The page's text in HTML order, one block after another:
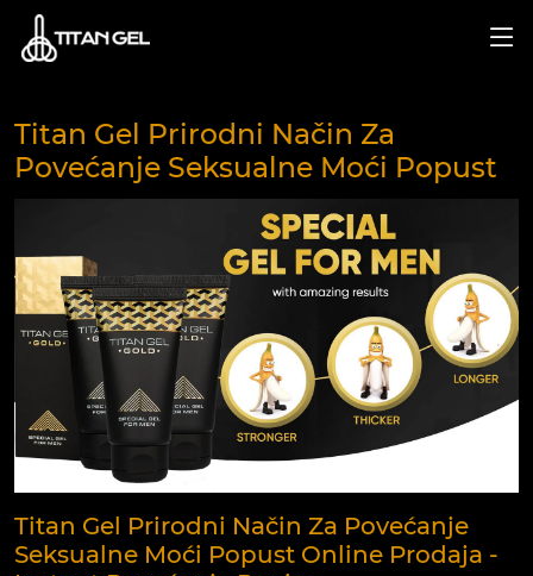
Titan Gel Prirodni Način Za
Povećanje Seksualne Moći Popust
Titan Gel Prirodni Način Za Povećanje
Seksualne Moći Popust Online Prodaja -